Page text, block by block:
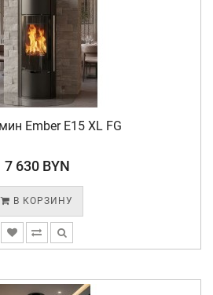
Ember E15 XL FG
7 630 BYN
В КОРЗИНУ